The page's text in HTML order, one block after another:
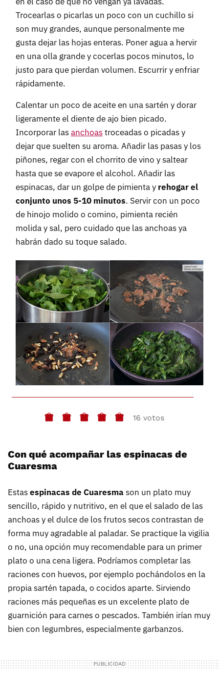
Trocearlas o picarlas un poco con un cuchillo si
son muy grandes, aunque personalmente me
gusta dejar las hojas enteras. Poner agua a hervir
en una olla grande y cocerlas pocos minutos, lo
justo para que pierdan volumen. Escurrir y enfriar
rápidamente.
Calentar un poco de aceite en una sartén y dorar
ligeramente el diente de ajo bien picado.
Incorporar lasanchoastroceadas o picadas y
dejar que suelten su aroma. Añadir las pasas y los
piñones, regar con el chorrito de vino y saltear
hasta que se evapore el alcohol. Añadir las
espinacas, dar un golpe de pimienta y rehogar el
conjunto unos 5-10 minutos. Servir con un poco
de hinojo molido o comino, pimienta recién
molida y sal, pero cuidado que las anchoas ya
habrán dado su toque salado.
16 votos
Con qué acompañar las espinacas de
Cuaresma
Estasespinacas de Cuaresmason un plato muy
sencillo, rápido y nutritivo, en el que el salado de las
anchoas y el dulce de los frutos secos contrastan de
forma muy agradable al paladar. Se practique la vigilia
o no, una opción muy recomendable para un primer
plato o una cena ligera. Podríamos completar las
raciones con huevos, por ejemplo pochándolos en la
propia sartén tapada, o cocidos aparte. Sirviendo
raciones más pequeñas es un excelente plato de
guarnición para carnes o pescados. También irían muy
bien con legumbres, especialmente garbanzos.